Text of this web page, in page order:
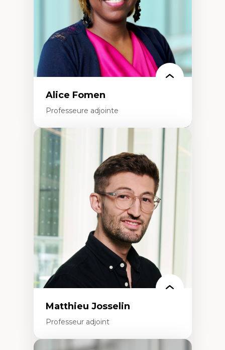
Épistémologie des techniques de recherche
numérique et l’IA
Théorie des droits de la personne
La pensée politique d’Hannah Arendt
La pensée politique à l’ère numérique
Justice internationale et normes
internationales
Alice Fomen
Professeure adjointe
Expertises
Acceptabilité, acceptation et adoption des
technologies
Technologies d'apprentissage innovantes
Insertion professionnelle du nouveau
personnel enseignant
Construction identitaire en milieu
minoritaire francophone
Technologies éducatives pour la formation
continue
Matthieu Josselin
Professeur adjoint